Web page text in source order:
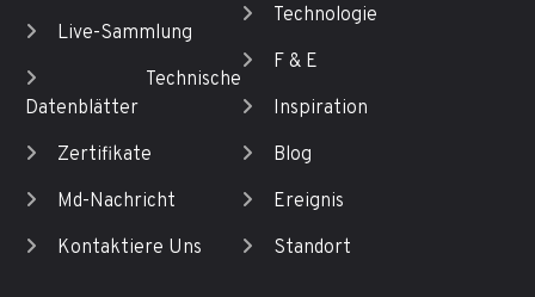
Live-Sammlung
Technische
Datenblätter
Zertifikate
Md-Nachricht
Kontaktiere Uns
Technologie
F & E
Inspiration
Blog
Ereignis
Standort